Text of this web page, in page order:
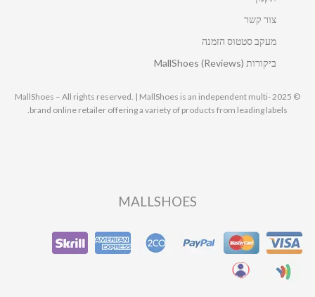
צור קשר
מעקב סטטוס הזמנה
ביקורות MallShoes (Reviews)
© 2025 MallShoes – All rights reserved. | MallShoes is an independent multi-
brand online retailer offering a variety of products from leading labels.
MALLSHOES